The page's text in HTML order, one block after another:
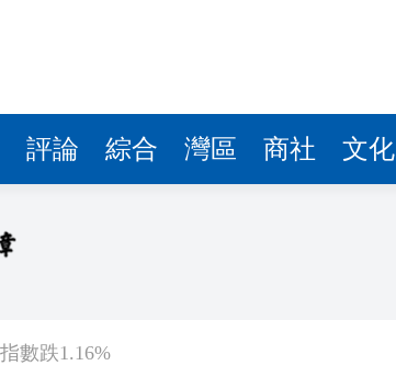
評論 綜合 灣區 商社 文化
戰
票周六早上八時開售
臨並首次在港獨奏
民消費的進境商品「零關稅」政策
200萬 老闆：打金時產生的「生活垃圾」